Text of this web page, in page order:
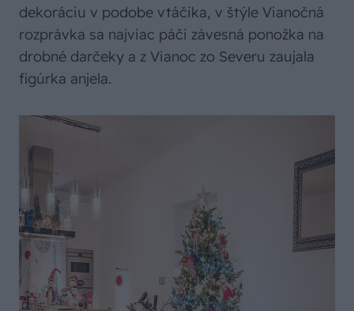
dekoráciu v podobe vtáčika, v štýle Vianočná
rozprávka sa najviac páči závesná ponožka na
drobné darčeky a z Vianoc zo Severu zaujala
figúrka anjela.